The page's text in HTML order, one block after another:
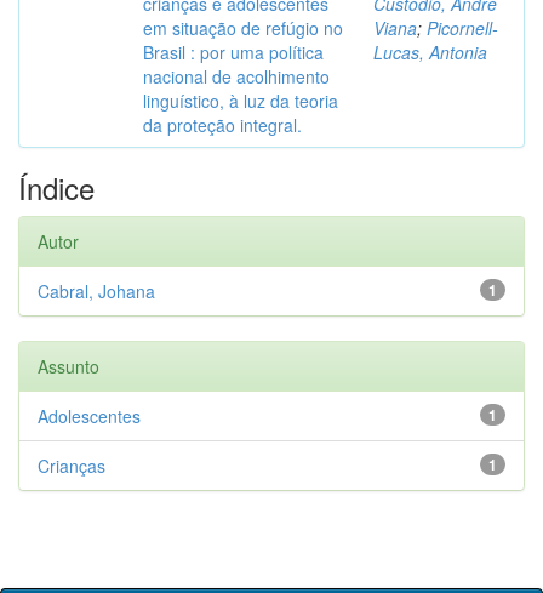
em situação de refúgio no
Brasil : por uma política
nacional de acolhimento
linguístico, à luz da teoria
da proteção integral.
Viana; Picornell-
Lucas, Antonia
Índice
Autor
1
Cabral, Johana
Assunto
1
Adolescentes
1
Crianças